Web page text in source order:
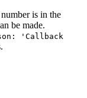
is in the
be made.
'Callback